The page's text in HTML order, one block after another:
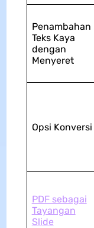
Penambahan
Teks Kaya
dengan
Menyeret
Opsi Konversi
PDF sebagai
Tayangan
Slide